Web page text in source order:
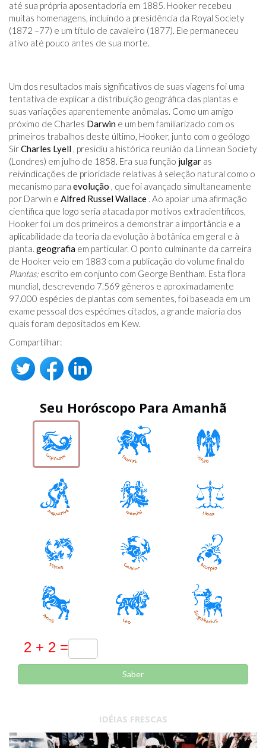
até sua própria aposentadoria em 1885. Hooker recebeu
muitas homenagens, incluindo a presidência da Royal Society
(1872 –77) e um título de cavaleiro (1877). Ele permaneceu
ativo até pouco antes de sua morte.
Um dos resultados mais significativos de suas viagens foi uma
tentativa de explicar a distribuição geográfica das plantas e
suas variações aparentemente anômalas. Como um amigo
próximo de Charles Darwin e um bem familiarizado com os
primeiros trabalhos deste último, Hooker, junto com o geólogo
SirCharles Lyell , presidiu a histórica reunião da Linnean Society
(Londres) em julho de 1858. Era sua função julgar as
reivindicações de prioridade relativas à seleção natural como o
mecanismo para evolução , que foi avançado simultaneamente
por Darwin e Alfred Russel Wallace . Ao apoiar uma afirmação
científica que logo seria atacada por motivos extracientíficos,
Hooker foi um dos primeiros a demonstrar a importância e a
aplicabilidade da teoria da evolução à botânica em geral e à
planta. geografia em particular. O ponto culminante da carreira
de Hooker veio em 1883 com a publicação do volume final do
Plantas; escrito em conjunto com George Bentham. Esta flora
mundial, descrevendo 7.569 gêneros e aproximadamente
97.000 espécies de plantas com sementes, foi baseada em um
exame pessoal dos espécimes citados, a grande maioria dos
quais foram depositados em Kew.
Compartilhar:
Seu Horóscopo Para Amanhã
Saber
IDÉIAS FRESCAS